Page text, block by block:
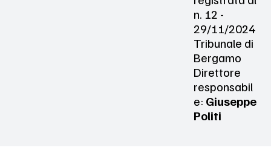
n. 12 -
29/11/2024
Tribunale di
Bergamo
Direttore
responsabil
e: Giuseppe
Politi